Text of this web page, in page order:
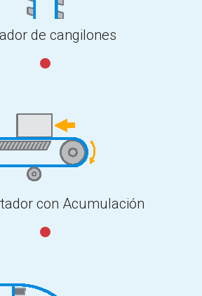
de cangilones
con Acumulación